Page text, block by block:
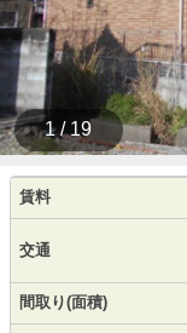
1 / 19
賃料
交通
間取り(面積)